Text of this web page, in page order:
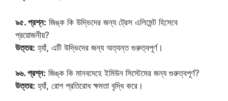
৯৫. প্রশ্ন: জিঙ্ক কি উদ্ভিদের জন্য ট্রেস এলিমেন্ট হিসেবে
প্রয়োজনীয়?
উত্তর: হ্যাঁ, এটি উদ্ভিদের জন্য অত্যন্ত গুরুত্বপূর্ণ।
৯৬. প্রশ্ন: জিঙ্ক কি মানবদেহে ইমিউন সিস্টেমের জন্য গুরুত্বপূর্ণ?
উত্তর: হ্যাঁ, রোগ প্রতিরোধ ক্ষমতা বৃদ্ধি করে।